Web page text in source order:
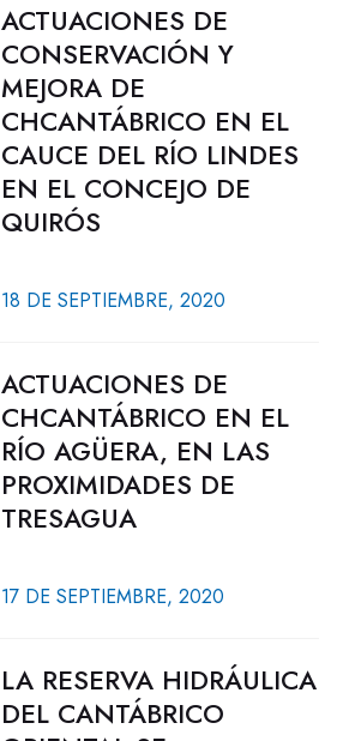
ACTUACIONES DE
CONSERVACIÓN Y
MEJORA DE
CHCANTÁBRICO EN EL
CAUCE DEL RÍO LINDES
EN EL CONCEJO DE
QUIRÓS
18 DE SEPTIEMBRE, 2020
ACTUACIONES DE
CHCANTÁBRICO EN EL
RÍO AGÜERA, EN LAS
PROXIMIDADES DE
TRESAGUA
17 DE SEPTIEMBRE, 2020
LA RESERVA HIDRÁULICA
DEL CANTÁBRICO